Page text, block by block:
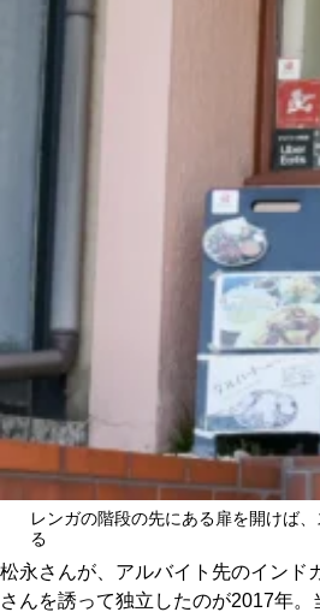
レンガの階段の先にある扉を開けば
る
松永さんが、アルバイト先のインド
さんを誘って独立したのが2017年